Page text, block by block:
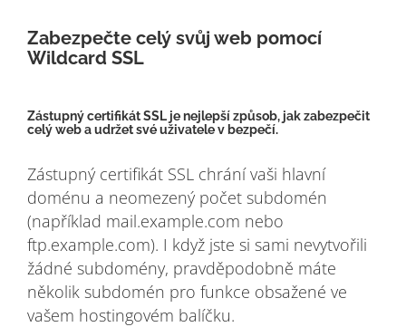
Zabezpečte celý svůj web pomocí
Wildcard SSL
Zástupný certifikát SSL je nejlepší způsob, jak zabezpečit
celý web a udržet své uživatele v bezpečí.
Zástupný certifikát SSL chrání vaši hlavní
doménu a neomezený počet subdomén
(například mail.example.com nebo
ftp.example.com). I když jste si sami nevytvořili
žádné subdomény, pravděpodobně máte
několik subdomén pro funkce obsažené ve
vašem hostingovém balíčku.